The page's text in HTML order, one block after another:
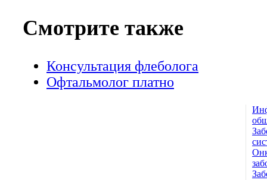
Смотрите также
Консультация флеболога
Офтальмолог платно